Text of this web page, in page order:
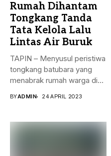
Rumah Dihantam
Tongkang Tanda
Tata Kelola Lalu
Lintas Air Buruk
TAPIN – Menyusul peristiwa
tongkang batubara yang
menabrak rumah warga di
BYADMIN 24 APRIL 2023